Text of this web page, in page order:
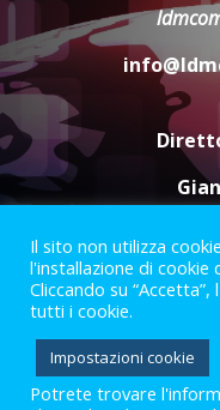
dal
5
Termini e
2023 © Gofasano|
Il sito non utilizza
l'installazione di
Cliccando su
tutti i cookie.
Impostazioni cookie
Potrete trovare